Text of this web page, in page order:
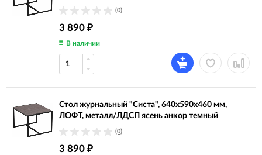
(0)
3 890 ₽
В наличии
Стол журнальный "Систа", 640х590х460 мм,
ЛОФТ, металл/ЛДСП ясень анкор темный
(0)
3 890 ₽